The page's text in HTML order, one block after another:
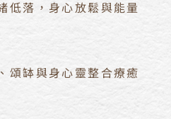
低落，身心放鬆與能量
頌缽與身心靈整合療癒